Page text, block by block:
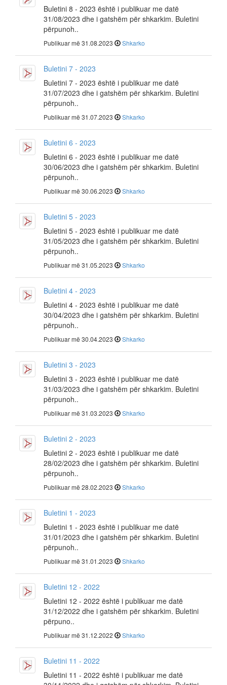
Buletini 8 - 2023 është i publikuar me datë
31/08/2023 dhe i gatshëm për shkarkim. Buletini
përpunoh..
Publikuar më 31.08.2023 Shkarko
Buletini 7 - 2023
Buletini 7 - 2023 është i publikuar me datë
31/07/2023 dhe i gatshëm për shkarkim. Buletini
përpunoh..
Publikuar më 31.07.2023 Shkarko
Buletini 6 - 2023
Buletini 6 - 2023 është i publikuar me datë
30/06/2023 dhe i gatshëm për shkarkim. Buletini
përpunoh..
Publikuar më 30.06.2023 Shkarko
Buletini 5 - 2023
Buletini 5 - 2023 është i publikuar me datë
31/05/2023 dhe i gatshëm për shkarkim. Buletini
përpunoh..
Publikuar më 31.05.2023 Shkarko
Buletini 4 - 2023
Buletini 4 - 2023 është i publikuar me datë
30/04/2023 dhe i gatshëm për shkarkim. Buletini
përpunoh..
Publikuar më 30.04.2023 Shkarko
Buletini 3 - 2023
Buletini 3 - 2023 është i publikuar me datë
31/03/2023 dhe i gatshëm për shkarkim. Buletini
përpunoh..
Publikuar më 31.03.2023 Shkarko
Buletini 2 - 2023
Buletini 2 - 2023 është i publikuar me datë
28/02/2023 dhe i gatshëm për shkarkim. Buletini
përpunoh..
Publikuar më 28.02.2023 Shkarko
Buletini 1 - 2023
Buletini 1 - 2023 është i publikuar me datë
31/01/2023 dhe i gatshëm për shkarkim. Buletini
përpunoh..
Publikuar më 31.01.2023 Shkarko
Buletini 12 - 2022
Buletini 12 - 2022 është i publikuar me datë
31/12/2022 dhe i gatshëm për shkarkim. Buletini
përpuno..
Publikuar më 31.12.2022 Shkarko
Buletini 11 - 2022
Buletini 11 - 2022 është i publikuar me datë